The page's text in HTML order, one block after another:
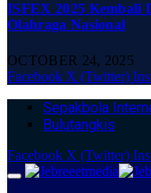
ISFEX 2025 Kembali
Olahraga Nasional
OCTOBER 24, 2025
Facebook X (Twitter)
Sepakbola
Bulutangkis
Facebook X (Twitter)